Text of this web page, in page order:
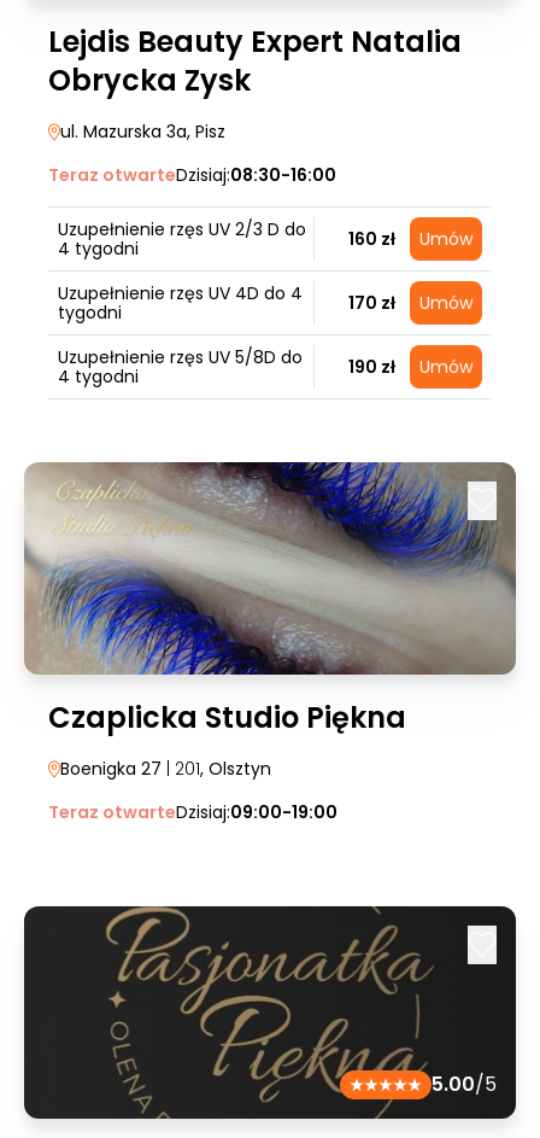
Lejdis Beauty Expert Natalia
Obrycka Zysk
ul. Mazurska 3a, Pisz
Teraz otwarteDzisiaj:08:30-16:00
Uzupełnienie rzęs UV 2/3 D do
4 tygodni
160 zł Umów
Uzupełnienie rzęs UV 4D do 4
tygodni
170 zł Umów
Uzupełnienie rzęs UV 5/8D do
4 tygodni
190 zł Umów
Czaplicka Studio Piękna
Boenigka 27 | 201, Olsztyn
Teraz otwarteDzisiaj:09:00-19:00
5.00/5